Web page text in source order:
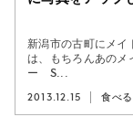
新潟市の古町にメイ
は、もちろんあのメ
ー S...
2013.12.15 食べる